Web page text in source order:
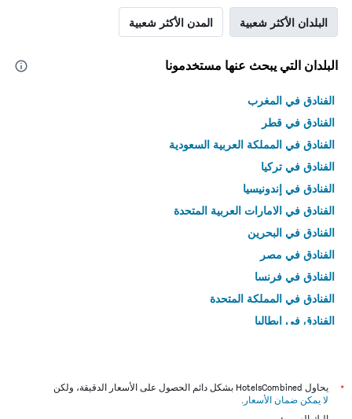
البلدان الأكثر شعبية المدن الأكثر شعبية
البلدان التي يبحث عنها مستخدمونا
الفنادق في المغرب
الفنادق في قطر
الفنادق في المملكة العربية السعودية
الفنادق في تركيا
الفنادق في إندونيسيا
الفنادق في الامارات العربية المتحدة
الفنادق في البحرين
الفنادق في مصر
الفنادق في فرنسا
الفنادق في المملكة المتحدة
الفنادق في إيطاليا
*
يحاول HotelsCombined بشكل دائم الحصول على الأسعار الدقيقة، ولكن
لا يمكن ضمان الأسعار .